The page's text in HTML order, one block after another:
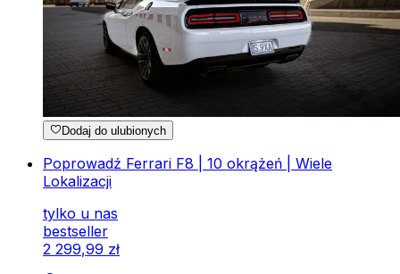
Dodaj do ulubionych
Poprowadź Ferrari F8 | 10 okrążeń | Wiele
Lokalizacji
tylko u nas
bestseller
2 299,99 zł